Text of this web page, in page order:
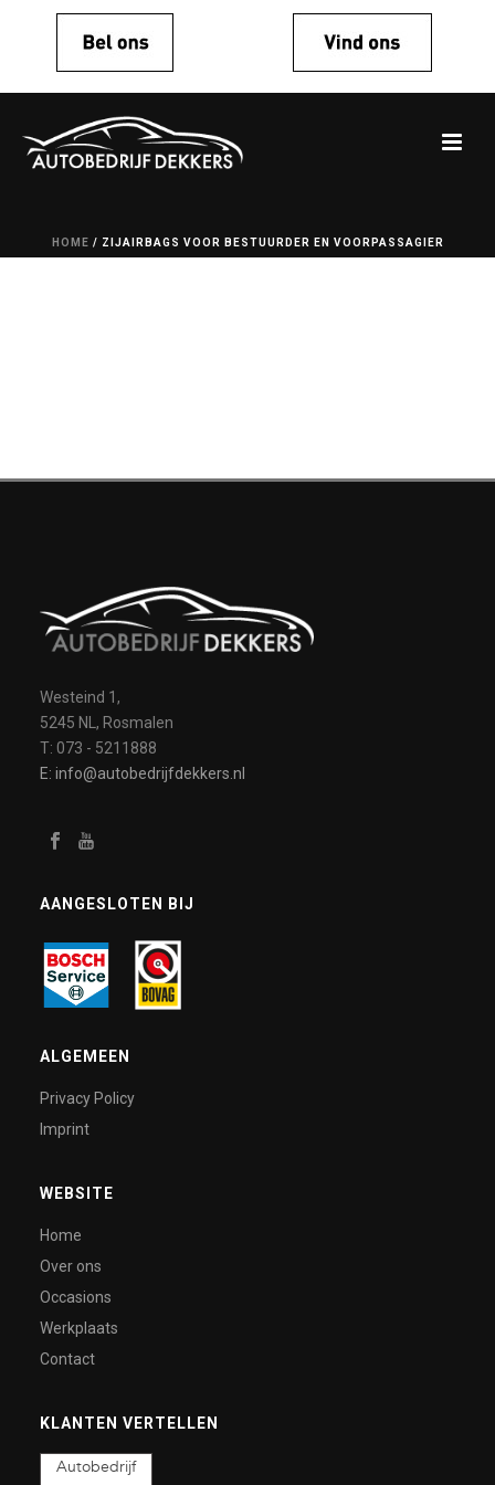
HOME / ZIJAIRBAGS VOOR BESTUURDER EN VOORPASSAGIER
Westeind 1,
5245 NL, Rosmalen
T: 073 - 5211888
E: info@autobedrijfdekkers.nl
AANGESLOTEN BIJ
ALGEMEEN
Privacy Policy
Imprint
WEBSITE
Home
Over ons
Occasions
Werkplaats
Contact
KLANTEN VERTELLEN
Autobedrijf